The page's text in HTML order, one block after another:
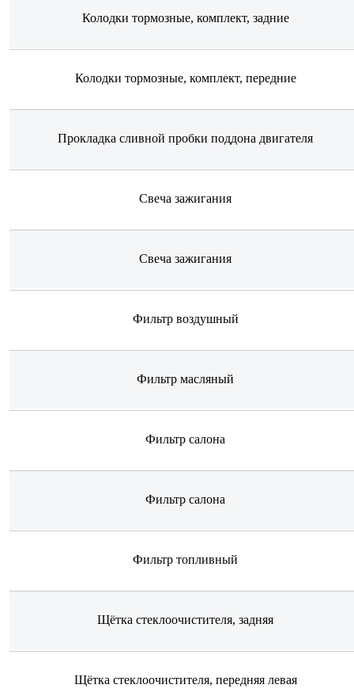
Колодки тормозные, комплект, задние
Колодки тормозные, комплект, передние
Прокладка сливной пробки поддона двигателя
Свеча зажигания
Свеча зажигания
Фильтр воздушный
Фильтр масляный
Фильтр салона
Фильтр салона
Фильтр топливный
Щётка стеклоочистителя, задняя
Щётка стеклоочистителя, передняя левая